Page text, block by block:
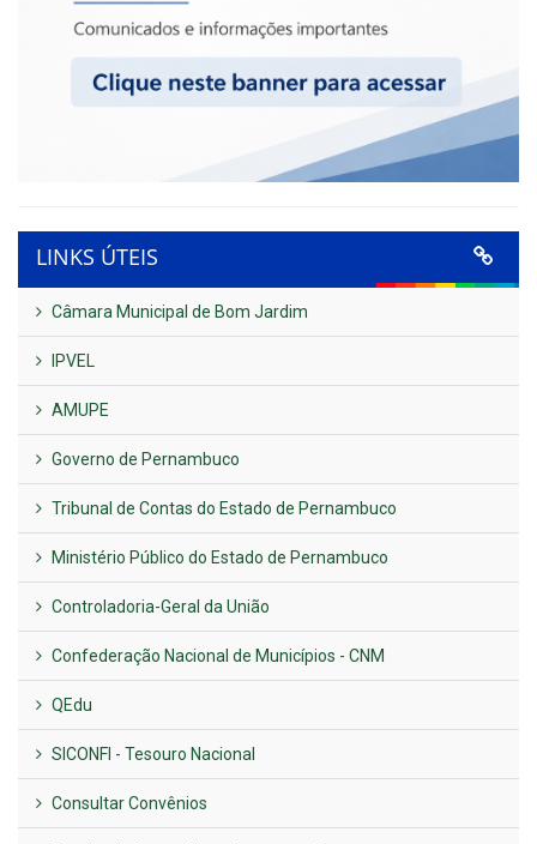
LINKS ÚTEIS
Câmara Municipal de Bom Jardim
IPVEL
AMUPE
Governo de Pernambuco
Tribunal de Contas do Estado de Pernambuco
Ministério Público do Estado de Pernambuco
Controladoria-Geral da União
Confederação Nacional de Municípios - CNM
QEdu
SICONFI - Tesouro Nacional
Consultar Convênios